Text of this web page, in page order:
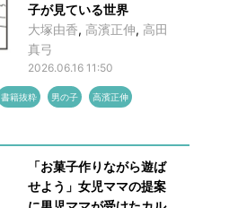
子が見ている世界
大塚由香, 高濱正伸, 高田
真弓
2026.06.16 11:50
書籍抜粋 男の子 高濱正伸
「お菓子作りながら遊ば
せよう」女児ママの提案